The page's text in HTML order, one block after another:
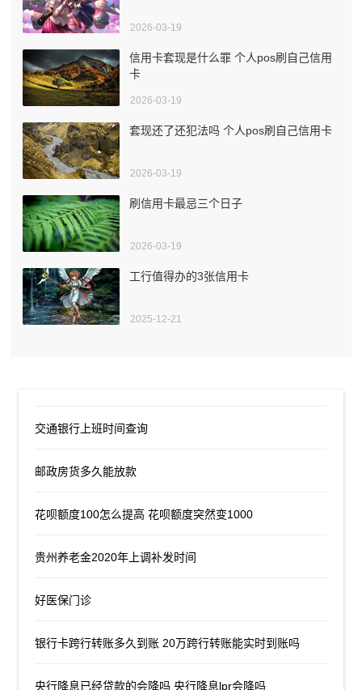
2026-03-19
信用卡套现是什么罪 个人pos刷自己信用
卡
2026-03-19
套现还了还犯法吗 个人pos刷自己信用卡
2026-03-19
刷信用卡最忌三个日子
2026-03-19
工行值得办的3张信用卡
2025-12-21
交通银行上班时间查询
邮政房货多久能放款
花呗额度100怎么提高 花呗额度突然变1000
贵州养老金2020年上调补发时间
好医保门诊
银行卡跨行转账多久到账 20万跨行转账能实时到账吗
央行降息已经贷款的会降吗 央行降息lpr会降吗